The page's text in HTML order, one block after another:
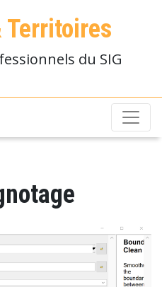
Territoires
du SIG